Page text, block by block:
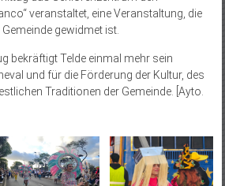
veranstaltet, eine Veranstaltung, die
gewidmet ist.
bekräftigt Telde einmal mehr sein
und für die Förderung der Kultur, des
Traditionen der Gemeinde. [Ayto.